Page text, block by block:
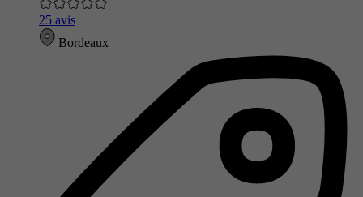
25 avis
Bordeaux